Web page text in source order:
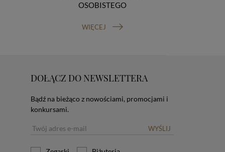
OSOBISTEGO
WIĘCEJ
DOŁĄCZ DO NEWSLETTERA
Bądź na bieżąco z nowościami, promocjami i
konkursami.
WYŚLIJ